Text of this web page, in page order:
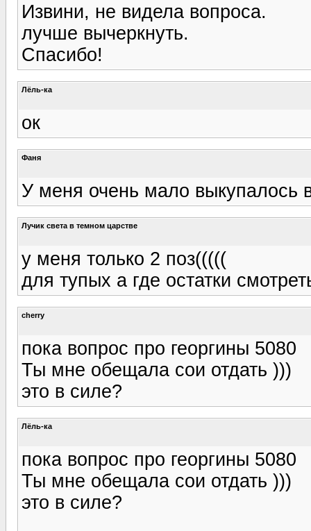
Извини, не видела вопроса.
лучше вычеркнуть.
Спасибо!
Лёль-ка
ок
Фаня
У меня очень мало выкупалось
Лучик света в темном царстве
у меня только 2 поз(((((
для тупых а где остатки
cherry
пока вопрос про георгины 5080
Ты мне обещала сои отдать )))
это в силе?
Лёль-ка
пока вопрос про георгины 5080
Ты мне обещала сои отдать )))
это в силе?